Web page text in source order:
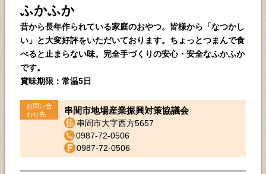
ふかふか
昔から長年作られている家庭のおやつ。皆様から「なつかし
い」と大変好評をいただいております。ちょっとつまんで食
べると止まらない味。完全手づくりの安心・安全なふかふか
です。
賞味期限：常温5日
お問い合
わせ先
串間市地場産業振興対策協議会
串間市大字西方5657
0987-72-0506
0987-72-0506